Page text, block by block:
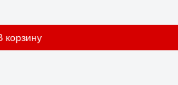
корзину